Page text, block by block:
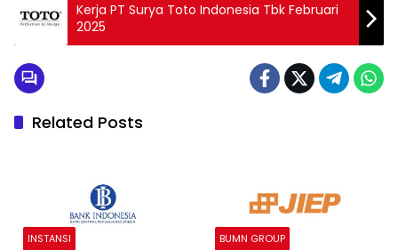
Kerja PT Surya Toto Indonesia Tbk Februari
2025
Related Posts
INSTANSI BUMN GROUP